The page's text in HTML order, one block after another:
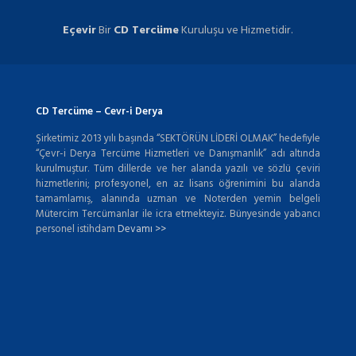
EçevirBirCD TercümeKuruluşu ve Hizmetidir.
CD Tercüme – Cevr-i Derya
Şirketimiz 2013 yılı başında “SEKTÖRÜN LİDERİ OLMAK” hedefiyle
“Çevr-i Derya Tercüme Hizmetleri ve Danışmanlık” adı altında
kurulmuştur. Tüm dillerde ve her alanda yazılı ve sözlü çeviri
hizmetlerini; profesyonel, en az lisans öğrenimini bu alanda
tamamlamış, alanında uzman ve Noterden yemin belgeli
Mütercim Tercümanlar ile icra etmekteyiz. Bünyesinde yabancı
personel istihdamDevamı >>